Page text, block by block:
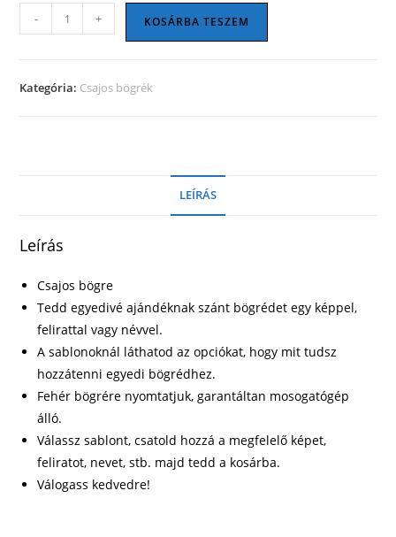
bögre
mennyiség
- + KOSÁRBA TESZEM
Kategória: Csajos bögrék
LEÍRÁS
Leírás
Csajos bögre
Tedd egyedivé ajándéknak szánt bögrédet egy képpel,
felirattal vagy névvel.
A sablonoknál láthatod az opciókat, hogy mit tudsz
hozzátenni egyedi bögrédhez.
Fehér bögrére nyomtatjuk, garantáltan mosogatógép
álló.
Válassz sablont, csatold hozzá a megfelelő képet,
feliratot, nevet, stb. majd tedd a kosárba.
Válogass kedvedre!